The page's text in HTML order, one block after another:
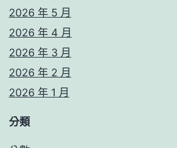
2026 年 5 月
2026 年 4 月
2026 年 3 月
2026 年 2 月
2026 年 1 月
分類